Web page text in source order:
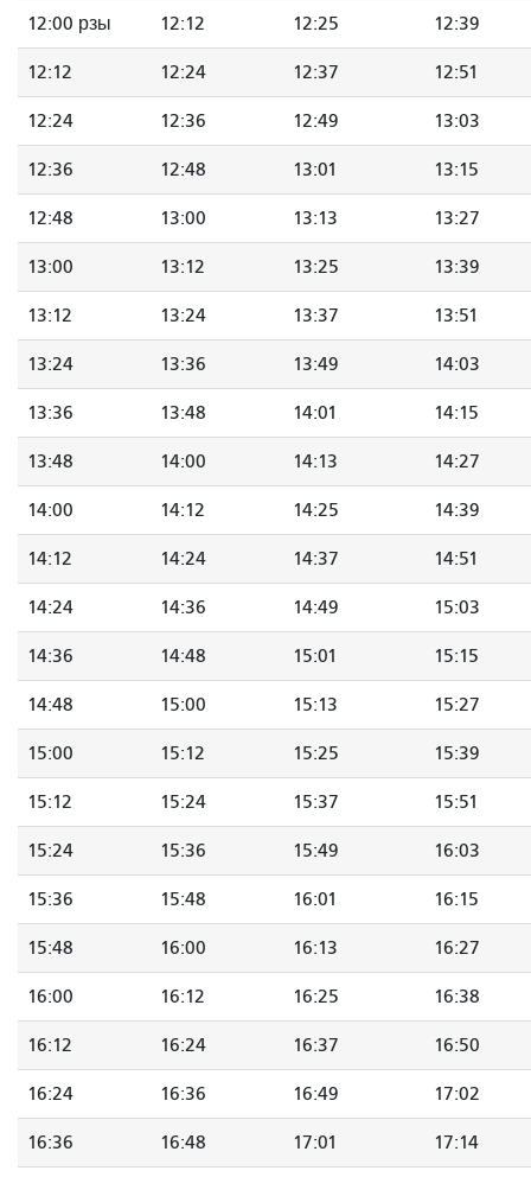
12:00 рзы 12:12 12:25 12:39
12:12 12:24 12:37 12:51
12:24 12:36 12:49 13:03
12:36 12:48 13:01 13:15
12:48 13:00 13:13 13:27
13:00 13:12 13:25 13:39
13:12 13:24 13:37 13:51
13:24 13:36 13:49 14:03
13:36 13:48 14:01 14:15
13:48 14:00 14:13 14:27
14:00 14:12 14:25 14:39
14:12 14:24 14:37 14:51
14:24 14:36 14:49 15:03
14:36 14:48 15:01 15:15
14:48 15:00 15:13 15:27
15:00 15:12 15:25 15:39
15:12 15:24 15:37 15:51
15:24 15:36 15:49 16:03
15:36 15:48 16:01 16:15
15:48 16:00 16:13 16:27
16:00 16:12 16:25 16:38
16:12 16:24 16:37 16:50
16:24 16:36 16:49 17:02
16:36 16:48 17:01 17:14